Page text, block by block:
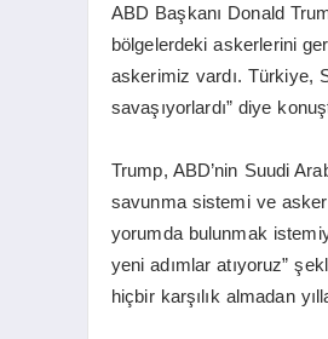
ABD Başkanı Donald
bölgelerdeki askerlerini
askerimiz vardı. Türkiye,
savaşıyorlardı” diye
Trump, ABD’nin Suudi
savunma sistemi ve
yorumda bulunmak
yeni adımlar atıyoruz”
hiçbir karşılık almadan